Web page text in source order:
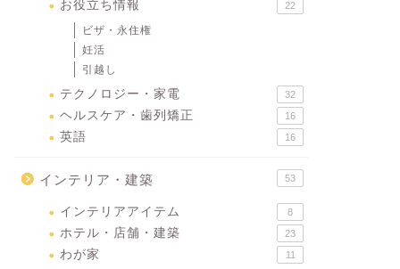
お役立ち情報 22
ビザ・永住権
妊活
引越し
テクノロジー・家電 32
ヘルスケア・歯列矯正 16
英語 16
インテリア・建築 53
インテリアアイテム 8
ホテル・店舗・建築 23
わが家 11